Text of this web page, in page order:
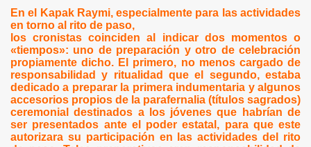
En el Kapak Raymi, especialmente para las actividades
en torno al rito de paso,
los cronistas coinciden al indicar dos momentos o
«tiempos»: uno de preparación y otro de celebración
propiamente dicho. El primero, no menos cargado de
responsabilidad y ritualidad que el segundo, estaba
dedicado a preparar la primera indumentaria y algunos
accesorios propios de la parafernalia (títulos sagrados)
ceremonial destinados a los jóvenes que habrían de
ser presentados ante el poder estatal, para que este
autorizara su participación en las actividades del rito